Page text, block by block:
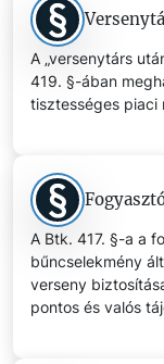
A „versenytárs
419. §-ában
tisztességes piaci
A Btk. 417. §-a a
bűncselekmény
verseny
pontos és valós